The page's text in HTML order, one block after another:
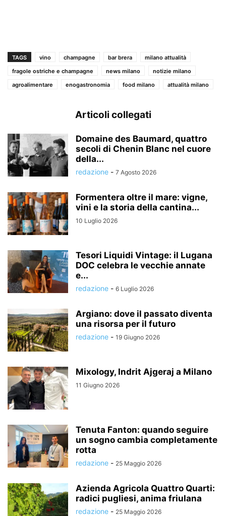
TAGS vino champagne bar brera
milano attualità
fragole ostriche e champagne
news milano
notizie milano
agroalimentare
enogastronomia food milano attualità milano
Articoli collegati
Domaine des Baumard, quattro
secoli di Chenin Blanc nel cuore
della...
redazione - 7 Agosto 2026
Formentera oltre il mare: vigne,
vini e la storia della cantina...
10 Luglio 2026
Tesori Liquidi Vintage: il Lugana
DOC celebra le vecchie annate
e...
redazione - 6 Luglio 2026
Argiano: dove il passato diventa
una risorsa per il futuro
redazione - 19 Giugno 2026
Mixology, Indrit Ajgeraj a Milano
11 Giugno 2026
Tenuta Fanton: quando seguire
un sogno cambia completamente
rotta
redazione - 25 Maggio 2026
Azienda Agricola Quattro Quarti:
radici pugliesi, anima friulana
redazione - 25 Maggio 2026